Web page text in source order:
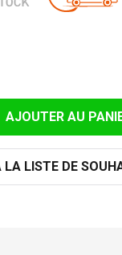
DE
LA
LA LISTE DE